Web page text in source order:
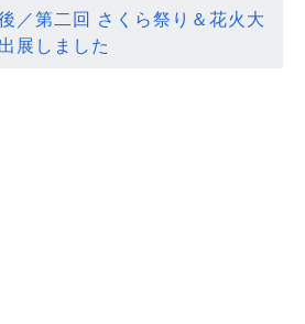
／第二回 さくら祭り＆花火大
展しました